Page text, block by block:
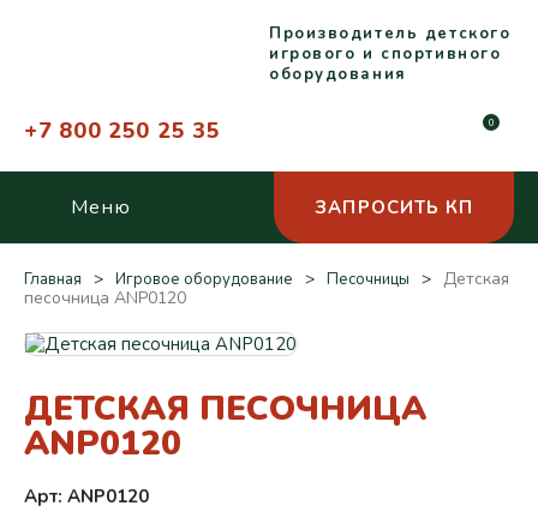
Производитель детского
игрового и спортивного
оборудования
+7 800 250 25 35 0
Меню ЗАПРОСИТЬ КП
Главная Игровое оборудование Песочницы
Детская
песочница ANP0120
ДЕТСКАЯ ПЕСОЧНИЦА
ANP0120
Арт: ANP0120